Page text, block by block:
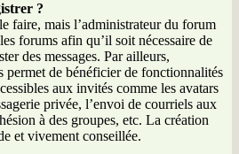
?
faire, mais l’administrateur du forum
forums afin qu’il soit nécessaire de
des messages. Par ailleurs,
permet de bénéficier de fonctionnalités
aux invités comme les avatars
privée, l’envoi de courriels aux
à des groupes, etc. La création
et vivement conseillée.